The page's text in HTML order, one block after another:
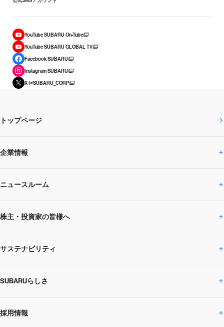
YouTube SUBARU On-Tube
YouTube SUBARU GLOBAL TV
Facebook SUBARU
Instagram SUBARU
X @SUBARU_CORP
トップページ
企業情報
企業情報トップ
SUBARUのありたい姿
SUBARU 2025方針
事業所・関係会社
ニュースルーム
ニュースルームトップ
ニュースリリース
閉じる
株主・投資家の皆様へ
株主・投資家の皆様へトップ
企業・経営
IRライブラリー
サステナビリティ
サステナビリティトップ
CEOサステナビリティ
SUBARUらしさ
SUBARUらしさトップ
採用情報